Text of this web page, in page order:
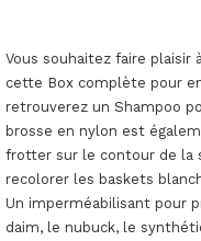
Vous souhaitez faire plaisir
cette Box complète pour
retrouverez un Shampoo
brosse en nylon est
frotter sur le contour de la
recolorer les baskets
Un imperméabilisant pour
daim, le nubuck, le